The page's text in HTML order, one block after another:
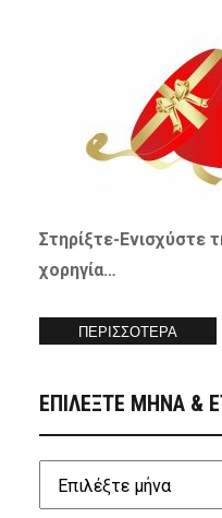
Στηρίξτε- Ενισχύστε
χορηγία…
ΠΕΡΙΣΣΟΤΕΡΑ
ΕΠΙΛΕΞΤΕ ΜΗΝΑ &